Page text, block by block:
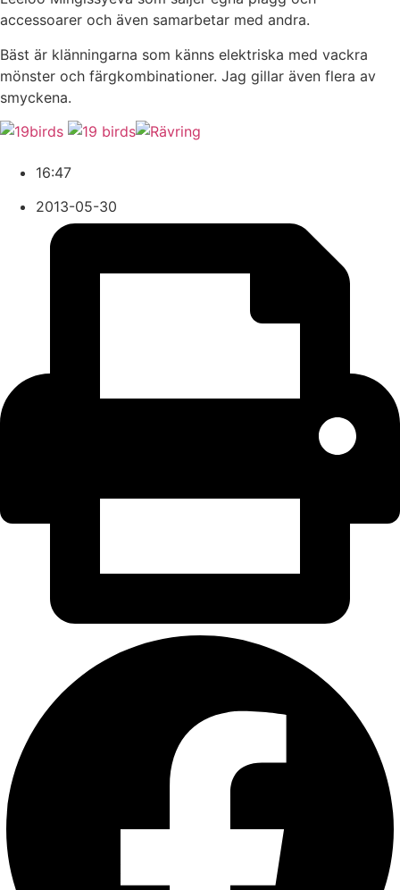
accessoarer och även samarbetar med andra.
Bäst är klänningarna som känns elektriska med vackra
mönster och färgkombinationer. Jag gillar även flera av
smyckena.
16:47
2013-05-30